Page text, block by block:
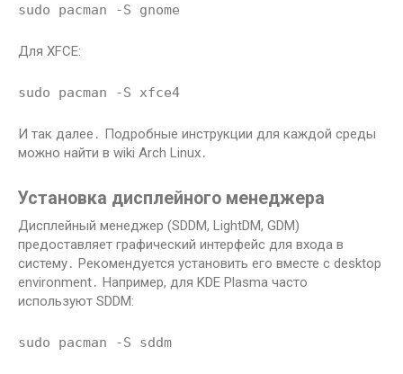
sudo pacman -S gnome
Для XFCE:
sudo pacman -S xfce4
И так далее․ Подробные инструкции для каждой среды
можно найти в wiki Arch Linux․
Установка дисплейного менеджера
Дисплейный менеджер (SDDM, LightDM, GDM)
предоставляет графический интерфейс для входа в
систему․ Рекомендуется установить его вместе с desktop
environment․ Например, для KDE Plasma часто
используют SDDM:
sudo pacman -S sddm